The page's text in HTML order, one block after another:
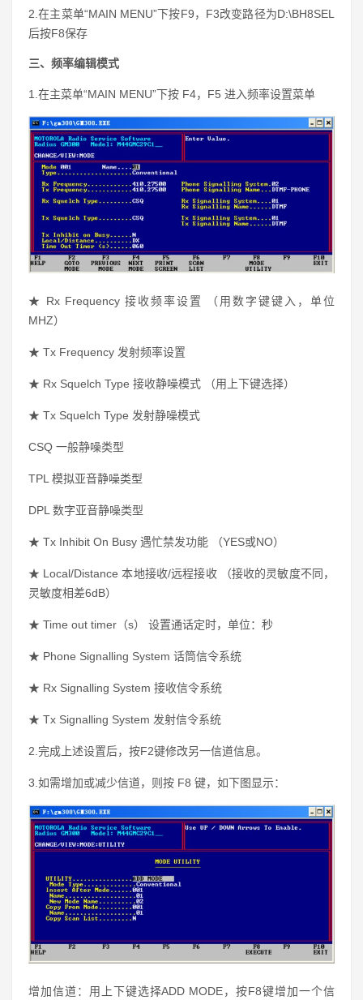
2.在主菜单“MAIN MENU”下按F9，F3改变路径为D:\BH8SEL
后按F8保存
三、频率编辑模式
1.在主菜单“MAIN MENU”下按 F4，F5 进入频率设置菜单
★ Rx Frequency 接收频率设置 （用数字键键入，单位
MHZ）
★ Tx Frequency 发射频率设置
★ Rx Squelch Type 接收静噪模式 （用上下键选择）
★ Tx Squelch Type 发射静噪模式
CSQ 一般静噪类型
TPL 模拟亚音静噪类型
DPL 数字亚音静噪类型
★ Tx Inhibit On Busy 遇忙禁发功能 （YES或NO）
★ Local/Distance 本地接收/远程接收 （接收的灵敏度不同，
灵敏度相差6dB）
★ Time out timer（s） 设置通话定时，单位：秒
★ Phone Signalling System 话筒信令系统
★ Rx Signalling System 接收信令系统
★ Tx Signalling System 发射信令系统
2.完成上述设置后，按F2键修改另一信道信息。
3.如需增加或减少信道，则按 F8 键，如下图显示：
增加信道：用上下键选择ADD MODE，按F8键增加一个信